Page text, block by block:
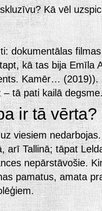
Kā vēl
dokumentālas
kā tas bija Emīla
Kamēr… (2019)).
tā pati kailā
ir tā vērta?
viesiem
arī Tallinā; tāpat
nepārstāvošie.
pamatus, amata